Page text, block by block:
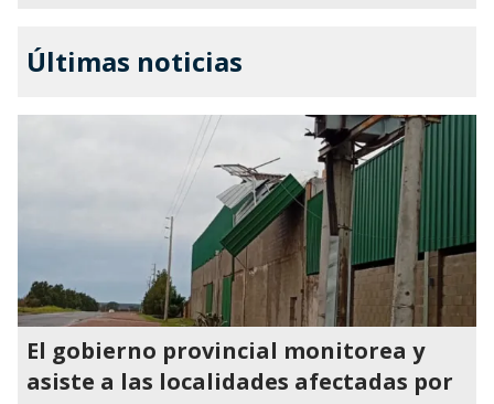
Últimas noticias
El gobierno provincial monitorea y
asiste a las localidades afectadas por